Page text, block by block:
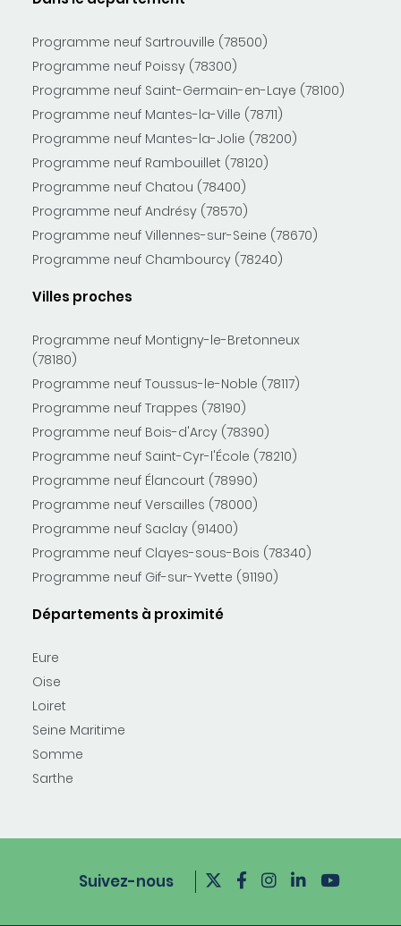
Programme neuf Sartrouville (78500)
Programme neuf Poissy (78300)
Programme neuf Saint-Germain-en-Laye (78100)
Programme neuf Mantes-la-Ville (78711)
Programme neuf Mantes-la-Jolie (78200)
Programme neuf Rambouillet (78120)
Programme neuf Chatou (78400)
Programme neuf Andrésy (78570)
Programme neuf Villennes-sur-Seine (78670)
Programme neuf Chambourcy (78240)
Villes proches
Programme neuf Montigny-le-Bretonneux
(78180)
Programme neuf Toussus-le-Noble (78117)
Programme neuf Trappes (78190)
Programme neuf Bois-d'Arcy (78390)
Programme neuf Saint-Cyr-l'École (78210)
Programme neuf Élancourt (78990)
Programme neuf Versailles (78000)
Programme neuf Saclay (91400)
Programme neuf Clayes-sous-Bois (78340)
Programme neuf Gif-sur-Yvette (91190)
Départements à proximité
Eure
Oise
Loiret
Seine Maritime
Somme
Sarthe
Suivez-nous